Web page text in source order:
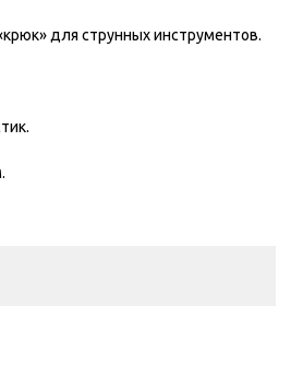
для струнных инструментов.